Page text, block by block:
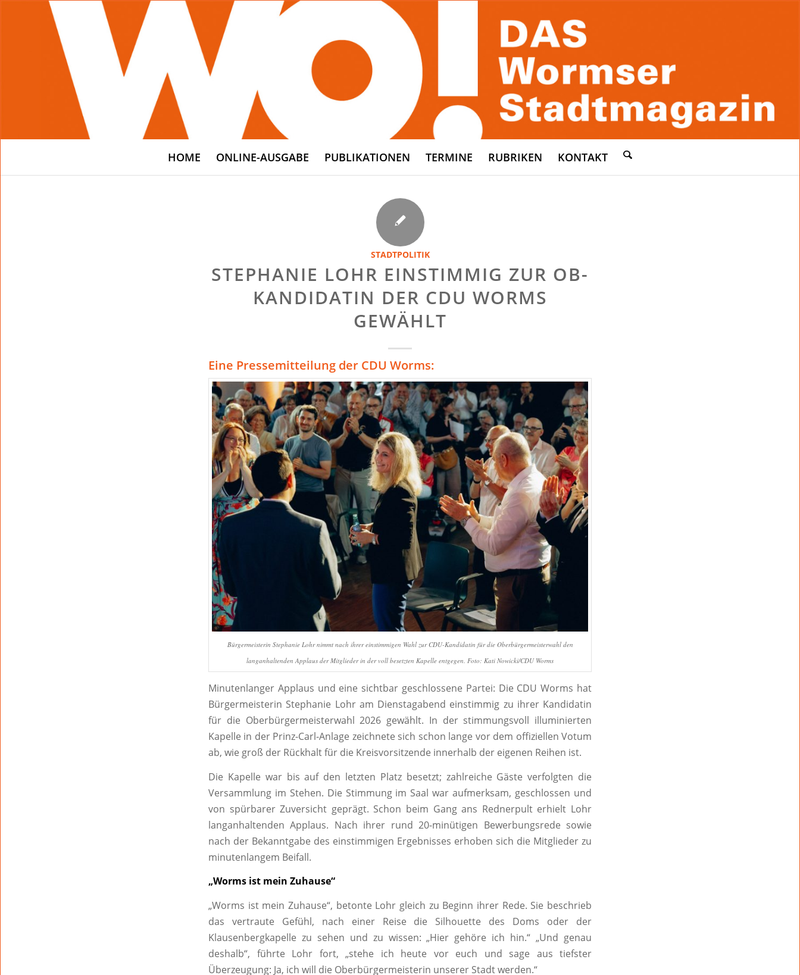
HOME ONLINE-AUSGABE PUBLIKATIONEN TERMINE RUBRIKEN KONTAKT
STADTPOLITIK
STEPHANIE LOHR EINSTIMMIG ZUR OB-
KANDIDATIN DER CDU WORMS
GEWÄHLT
Eine Pressemitteilung der CDU Worms:
Bürgermeisterin Stephanie Lohr nimmt nach ihrer einstimmigen Wahl zur CDU-Kandidatin für die Oberbürgermeisterwahl den
langanhaltenden Applaus der Mitglieder in der voll besetzten Kapelle entgegen. Foto: Kati Nowicki/CDU Worms
Minutenlanger Applaus und eine sichtbar geschlossene Partei: Die CDU Worms hat
Bürgermeisterin Stephanie Lohr am Dienstagabend einstimmig zu ihrer Kandidatin
für die Oberbürgermeisterwahl 2026 gewählt. In der stimmungsvoll illuminierten
Kapelle in der Prinz-Carl-Anlage zeichnete sich schon lange vor dem offiziellen Votum
ab, wie groß der Rückhalt für die Kreisvorsitzende innerhalb der eigenen Reihen ist.
Die Kapelle war bis auf den letzten Platz besetzt; zahlreiche Gäste verfolgten die
Versammlung im Stehen. Die Stimmung im Saal war aufmerksam, geschlossen und
von spürbarer Zuversicht geprägt. Schon beim Gang ans Rednerpult erhielt Lohr
langanhaltenden Applaus. Nach ihrer rund 20-minütigen Bewerbungsrede sowie
nach der Bekanntgabe des einstimmigen Ergebnisses erhoben sich die Mitglieder zu
minutenlangem Beifall.
„Worms ist mein Zuhause“
„Worms ist mein Zuhause“, betonte Lohr gleich zu Beginn ihrer Rede. Sie beschrieb
das vertraute Gefühl, nach einer Reise die Silhouette des Doms oder der
Klausenbergkapelle zu sehen und zu wissen: „Hier gehöre ich hin.“ „Und genau
deshalb“, führte Lohr fort, „stehe ich heute vor euch und sage aus tiefster
Überzeugung: Ja, ich will die Oberbürgermeisterin unserer Stadt werden.“